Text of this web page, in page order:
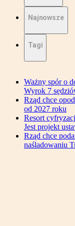
Najnowsze
Tagi
Ważny spór o
Wyrok 7
Rząd chce
od 2027 roku
Resort
Jest projekt
Rząd chce
naśladowaniu